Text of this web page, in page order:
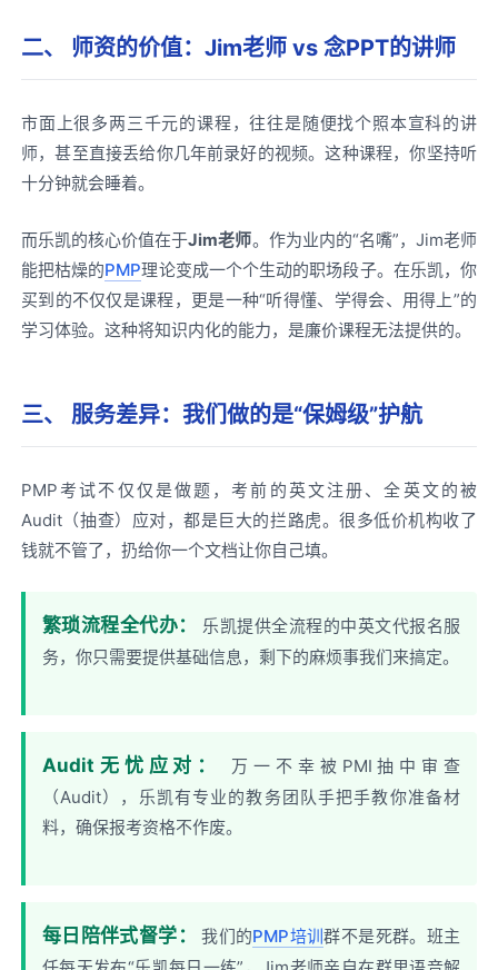
二、 师资的价值：Jim老师 vs 念PPT的讲师
市面上很多两三千元的课程，往往是随便找个照本宣科的讲
师，甚至直接丢给你几年前录好的视频。这种课程，你坚持听
十分钟就会睡着。
而乐凯的核心价值在于Jim老师。作为业内的“名嘴”，Jim老师
能把枯燥的PMP理论变成一个个生动的职场段子。在乐凯，你
买到的不仅仅是课程，更是一种“听得懂、学得会、用得上”的
学习体验。这种将知识内化的能力，是廉价课程无法提供的。
三、 服务差异：我们做的是“保姆级”护航
PMP考试不仅仅是做题，考前的英文注册、全英文的被
Audit（抽查）应对，都是巨大的拦路虎。很多低价机构收了
钱就不管了，扔给你一个文档让你自己填。
繁琐流程全代办：
乐凯提供全流程的中英文代报名服
务，你只需要提供基础信息，剩下的麻烦事我们来搞定。
Audit无忧应对：
万一不幸被PMI抽中审查
（Audit），乐凯有专业的教务团队手把手教你准备材
料，确保报考资格不作废。
每日陪伴式督学： 我们的PMP培训群不是死群。班主